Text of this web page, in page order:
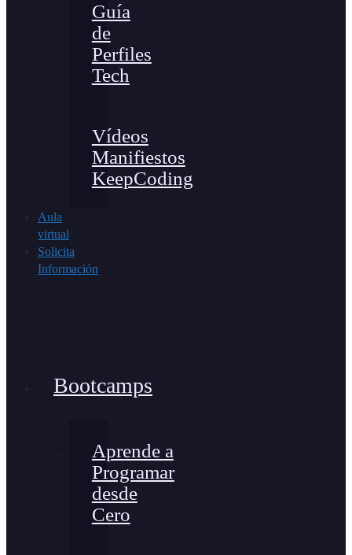
Guía
de
Perfiles
Tech
Vídeos
Manifiestos
KeepCoding
Aula
virtual
Solicita
Información
Bootcamps
Aprende a
Programar
desde
Cero